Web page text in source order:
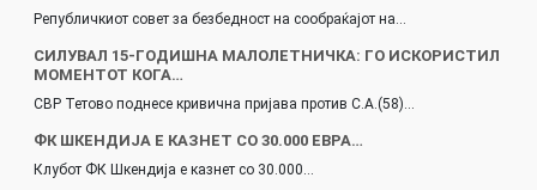
Републичкиот совет за безбедност на сообраќајот на…
СИЛУВАЛ 15-ГОДИШНА МАЛОЛЕТНИЧКА: ГО ИСКОРИСТИЛ
МОМЕНТОТ КОГА…
СВР Тетово поднесе кривична пријава против С.А.(58)…
ФК ШКЕНДИЈА Е КАЗНЕТ СО 30.000 ЕВРА…
Клубот ФК Шкендија е казнет со 30.000…